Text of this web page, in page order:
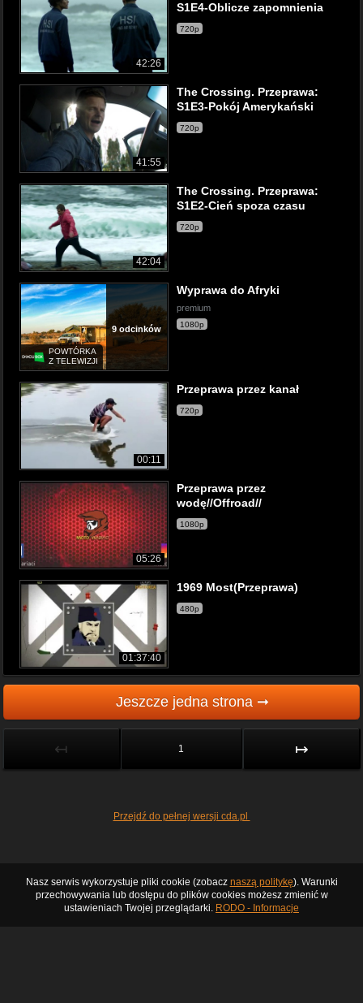
42:26
S1E4-Oblicze zapomnienia
720p
41:55
The Crossing. Przeprawa:
S1E3-Pokój Amerykański
720p
42:04
The Crossing. Przeprawa:
S1E2-Cień spoza czasu
720p
9 odcinków
POWTÓRKA
Z TELEWIZJI
Wyprawa do Afryki
premium
1080p
00:11
Przeprawa przez kanał
720p
05:26
Przeprawa przez
wodę//Offroad//
1080p
01:37:40
1969 Most(Przeprawa)
480p
Jeszcze jedna strona ➞
↤ 1 ↦
Przejdź do pełnej wersji cda.pl
Nasz serwis wykorzystuje pliki cookie (zobacz naszą politykę). Warunki
przechowywania lub dostępu do plików cookies możesz zmienić w
ustawieniach Twojej przeglądarki. RODO - Informacje